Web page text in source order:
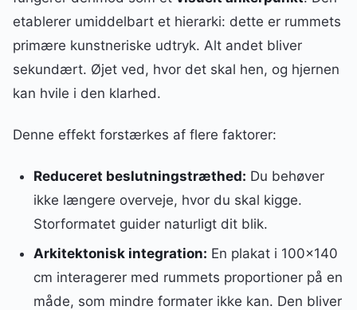
etablerer umiddelbart et hierarki: dette er rummets
primære kunstneriske udtryk. Alt andet bliver
sekundært. Øjet ved, hvor det skal hen, og hjernen
kan hvile i den klarhed.
Denne effekt forstærkes af flere faktorer:
Reduceret beslutningstræthed: Du behøver
ikke længere overveje, hvor du skal kigge.
Storformatet guider naturligt dit blik.
Arkitektonisk integration: En plakat i 100×140
cm interagerer med rummets proportioner på en
måde, som mindre formater ikke kan. Den bliver